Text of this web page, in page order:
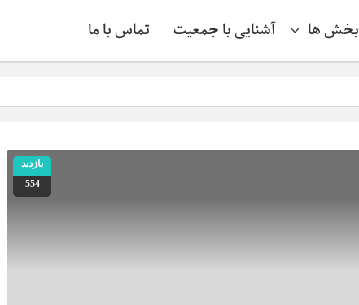
بخش ها آشنایی با جمعیت تماس با ما
بازدید
554